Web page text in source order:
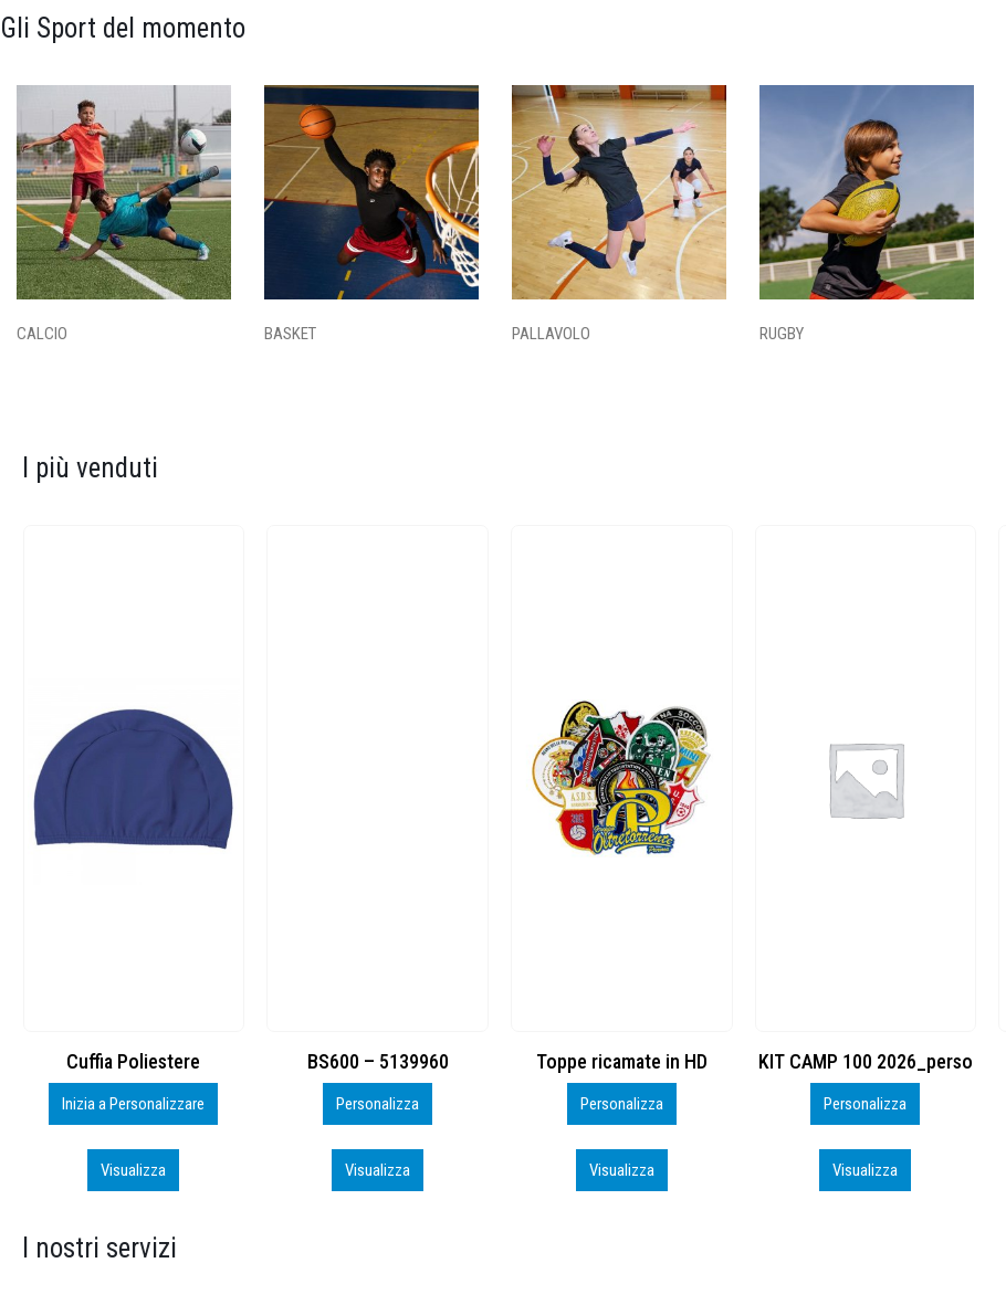
Gli Sport del momento
CALCIO BASKET PALLAVOLO RUGBY
I più venduti
Cuffia Poliestere
Inizia a Personalizzare
Visualizza
BS600 – 5139960
Personalizza
Visualizza
Toppe ricamate in HD
Personalizza
Visualizza
KIT CAMP 100 2026_perso
Personalizza
Visualizza
I nostri servizi